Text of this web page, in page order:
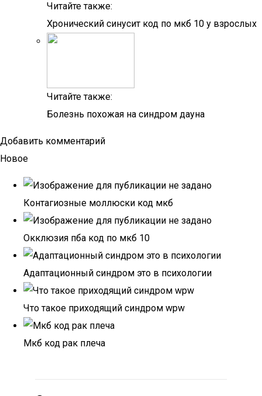
Читайте также:
Хронический синусит код по мкб 10 у взрослых
Читайте также:
Болезнь похожая на синдром дауна
Добавить комментарий
Новое
Контагиозные моллюски код мкб
Окклюзия пба код по мкб 10
Адаптационный синдром это в психологии
Что такое приходящий синдром wpw
Мкб код рак плеча